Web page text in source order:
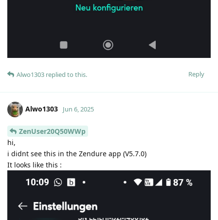
Reply
Alwo1303 replied to this.
Alwo1303 Jun 6, 2025
ZenUser20Q50WWp
hi,
i didnt see this in the Zendure app (V5.7.0)
It looks like this :